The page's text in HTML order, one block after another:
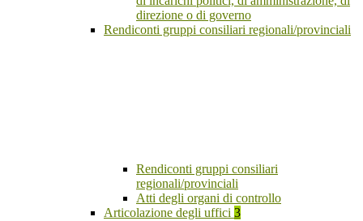
direzione o di governo
Rendiconti gruppi consiliari regionali/provinciali
Rendiconti gruppi consiliari
regionali/provinciali
Atti degli organi di controllo
Articolazione degli uffici 3